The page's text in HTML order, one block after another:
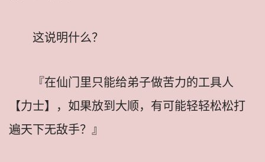
这说明什么？
『在仙门里只能给弟子做苦力的工具人
【力士】，如果放到大顺，有可能轻轻松松打
遍天下无敌手？』